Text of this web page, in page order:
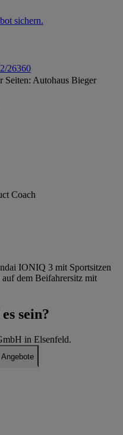
sichern.
26360
Seiten: Autohaus Bieger
Coach
sein?
in Elsenfeld.
Angebote